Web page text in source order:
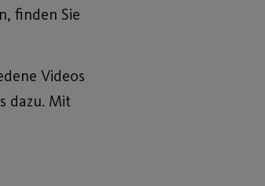
finden Sie
Videos
dazu. Mit